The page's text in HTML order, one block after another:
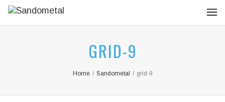
GRID-9
Home / Sandometal / grid-9